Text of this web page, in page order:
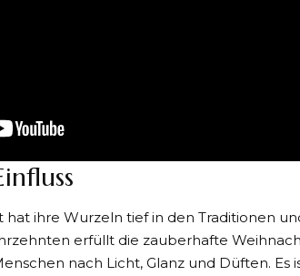
hat ihre Wurzeln tief in den Traditionen
erfüllt die zauberhafte
nach Licht, Glanz und Düften. Es